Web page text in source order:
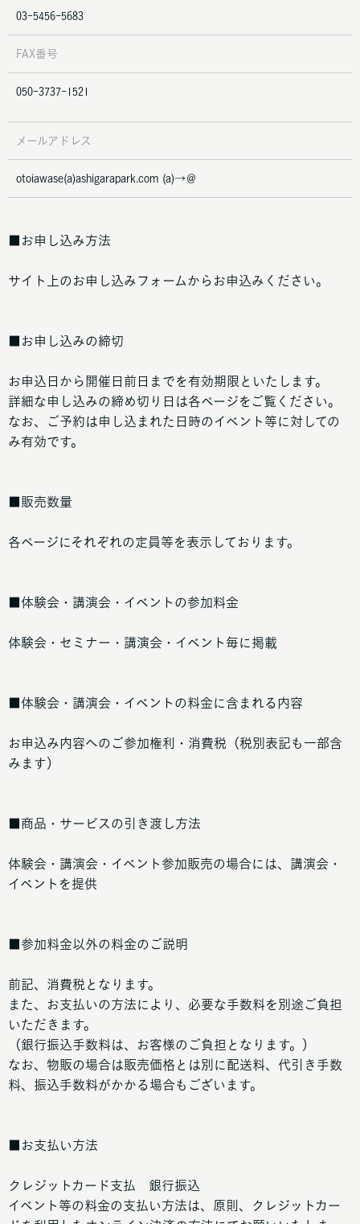
03-5456-5683
FAX番号
050-3737-1521
メールアドレス
otoiawase(a)ashigarapark.com (a)→＠
■お申し込み方法
サイト上のお申し込みフォームからお申込みください。
■お申し込みの締切
お申込日から開催日前日までを有効期限といたします。
詳細な申し込みの締め切り日は各ページをご覧ください。
なお、ご予約は申し込まれた日時のイベント等に対しての
み有効です。
■販売数量
各ページにそれぞれの定員等を表示しております。
■体験会・講演会・イベントの参加料金
体験会・セミナー・講演会・イベント毎に掲載
■体験会・講演会・イベントの料金に含まれる内容
お申込み内容へのご参加権利・消費税（税別表記も一部含
みます）
■商品・サービスの引き渡し方法
体験会・講演会・イベント参加販売の場合には、講演会・
イベントを提供
■参加料金以外の料金のご説明
前記、消費税となります。
また、お支払いの方法により、必要な手数料を別途ご負担
いただきます。
（銀行振込手数料は、お客様のご負担となります。）
なお、物販の場合は販売価格とは別に配送料、代引き手数
料、振込手数料がかかる場合もございます。
■お支払い方法
クレジットカード支払 銀行振込
イベント等の料金の支払い方法は、原則、クレジットカー